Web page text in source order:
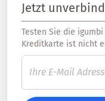
Jetzt
Testen Sie die
Kreditkarte ist nicht